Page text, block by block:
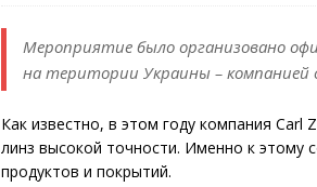
Мероприятие было организовано
на територии Украины – компанией
Как известно, в этом году компания Carl
линз высокой точности. Именно к этому
продуктов и покрытий.